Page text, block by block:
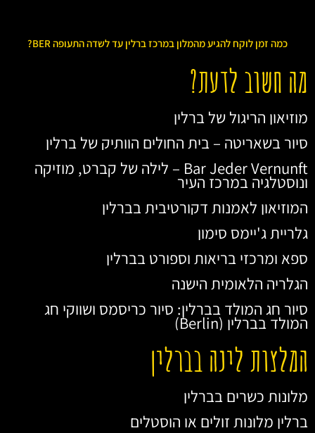
כמה זמן לוקח להגיע מהמלון במרכז ברלין עד לשדה התעופה BER?
מה חשוב לדעת?
מוזיאון הריגול של ברלין
סיור בשאריטה – בית החולים הוותיק של ברלין
Bar Jeder Vernunft – לילה של קברט, מוזיקה
ונוסטלגיה במרכז העיר
המוזיאון לאמנות דקורטיבית בברלין
גלריית ג'יימס סימון
ספא ומרכזי בריאות וספורט בברלין
הגלריה הלאומית הישנה
סיור חג המולד בברלין: סיור כריסמס ושווקי חג
המולד בברלין (Berlin)
המלצות לינה בברלין
מלונות כשרים בברלין
ברלין מלונות זולים או הוסטלים